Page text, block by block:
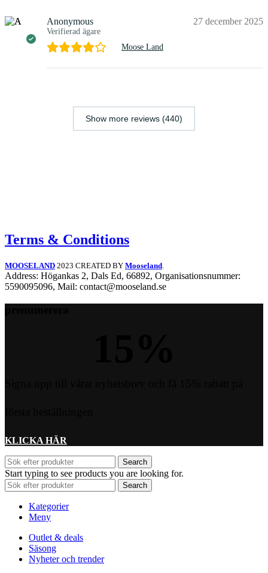
Anonymous
Verifierad ägare
27 december 2025
Moose Land
Show more reviews (440)
Terms & Conditions
MOOSELAND 2023 CREATED BY Mooseland.
Address: Högankas 2, Dals Ed, 66892, Organisationsnummer:
5590095096, Mail: contact@mooseland.se
KLICKA HÄR
Search
Start typing to see products you are looking for.
Search
Kategorier
Meny
Outlet & deals
Säsong
Nyheter och trender